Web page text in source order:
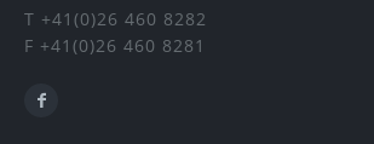
T +41(0)26 460 8282
F +41(0)26 460 8281